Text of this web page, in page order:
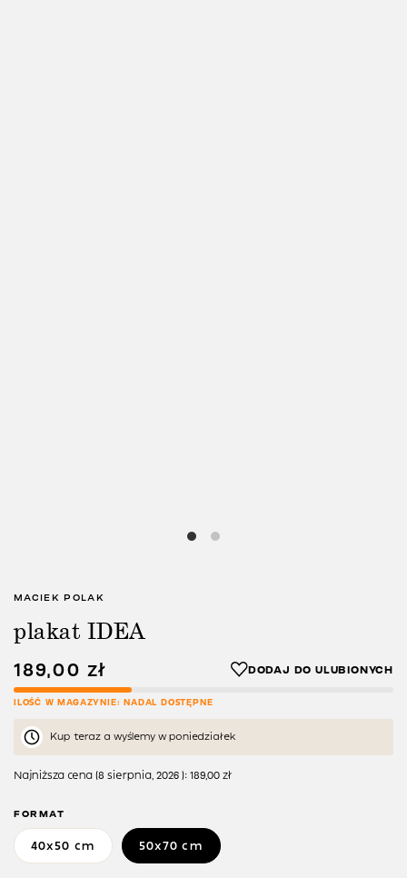
MACIEK POLAK
plakat IDEA
189,00 zł
ILOŚĆ W MAGAZYNIE: NADAL DOSTĘPNE
Kup teraz a wyślemy w poniedziałek
Najniższa cena (8 sierpnia, 2026 ): 189,00 zł
FORMAT
40x50 cm 50x70 cm